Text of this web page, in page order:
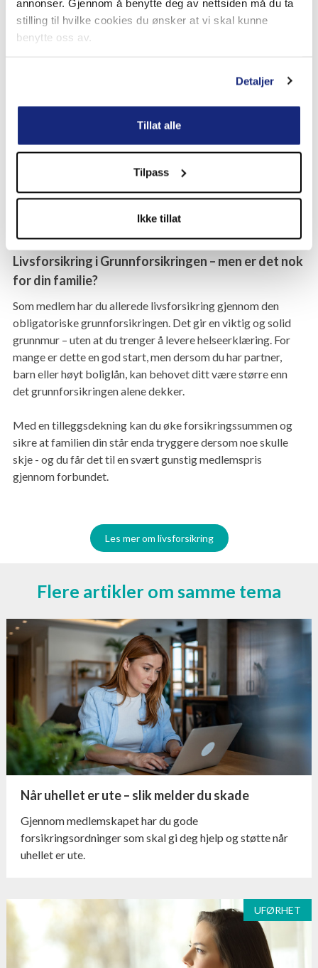
annonser. Gjennom å benytte deg av nettsiden må du ta
stilling til hvilke cookies du ønsker at vi skal kunne
benytte oss av.
Detaljer
Tillat alle
Tilpass
Ikke tillat
Forsikringskontoret kan hjelpe med å regne ut hva som er en
Livsforsikring er omsorg i praksis
Livsforsikring kan aldri ta bort sorgen. Den kan ikke erstatte
deg, eller dekke tomrommet du etterlater. Men den kan gi
er på sitt mest sårbare. Å sikre familien økonomisk er en av
de mest omsorgsfulle beslutningene du kan ta.
Livsforsikring i Grunnforsikringen – men er det nok
for din familie?
Som medlem har du allerede livsforsikring gjennom den
obligatoriske grunnforsikringen. Det gir en viktig og solid
grunnmur – uten at du trenger å levere helseerklæring. For
mange er dette en god start, men dersom du har partner,
barn eller høyt boliglån, kan behovet ditt være større enn
det grunnforsikringen alene dekker.
Med en tilleggsdekning kan du øke forsikringssummen og
sikre at familien din står enda tryggere dersom noe skulle
skje - og du får det til en svært gunstig medlemspris
gjennom forbundet.
Les mer om livsforsikring
Flere artikler om samme tema
Når uhellet er ute – slik melder du skade
Gjennom medlemskapet har du gode
forsikringsordninger som skal gi deg hjelp og støtte når
uhellet er ute.
UFØRHET